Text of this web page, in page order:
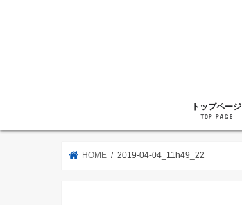
トップページ
TOP PAGE
HOME 2019-04-04_11h49_22